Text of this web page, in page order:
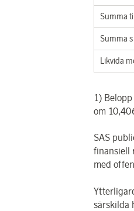
Summa
Summa
Likvida
1)
om
SAS
finansiell
med
särskilda